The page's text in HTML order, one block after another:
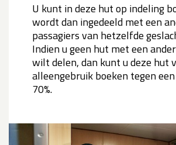
U kunt in deze hut op indeling
wordt dan ingedeeld met een
passagiers van hetzelfde
Indien u geen hut met een
wilt delen, dan kunt u deze hut
alleengebruik boeken tegen
70%.